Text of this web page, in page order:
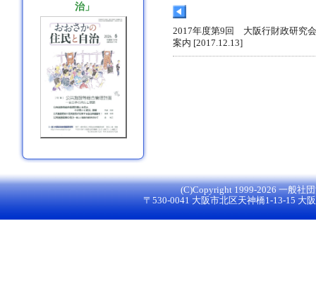
2017年度第9回 大阪行財政研究
案内 [2017.12.13]
治」
(C)Copyright 1999-2026 一般社
〒530-0041 大阪市北区天神橋1-13-15 大